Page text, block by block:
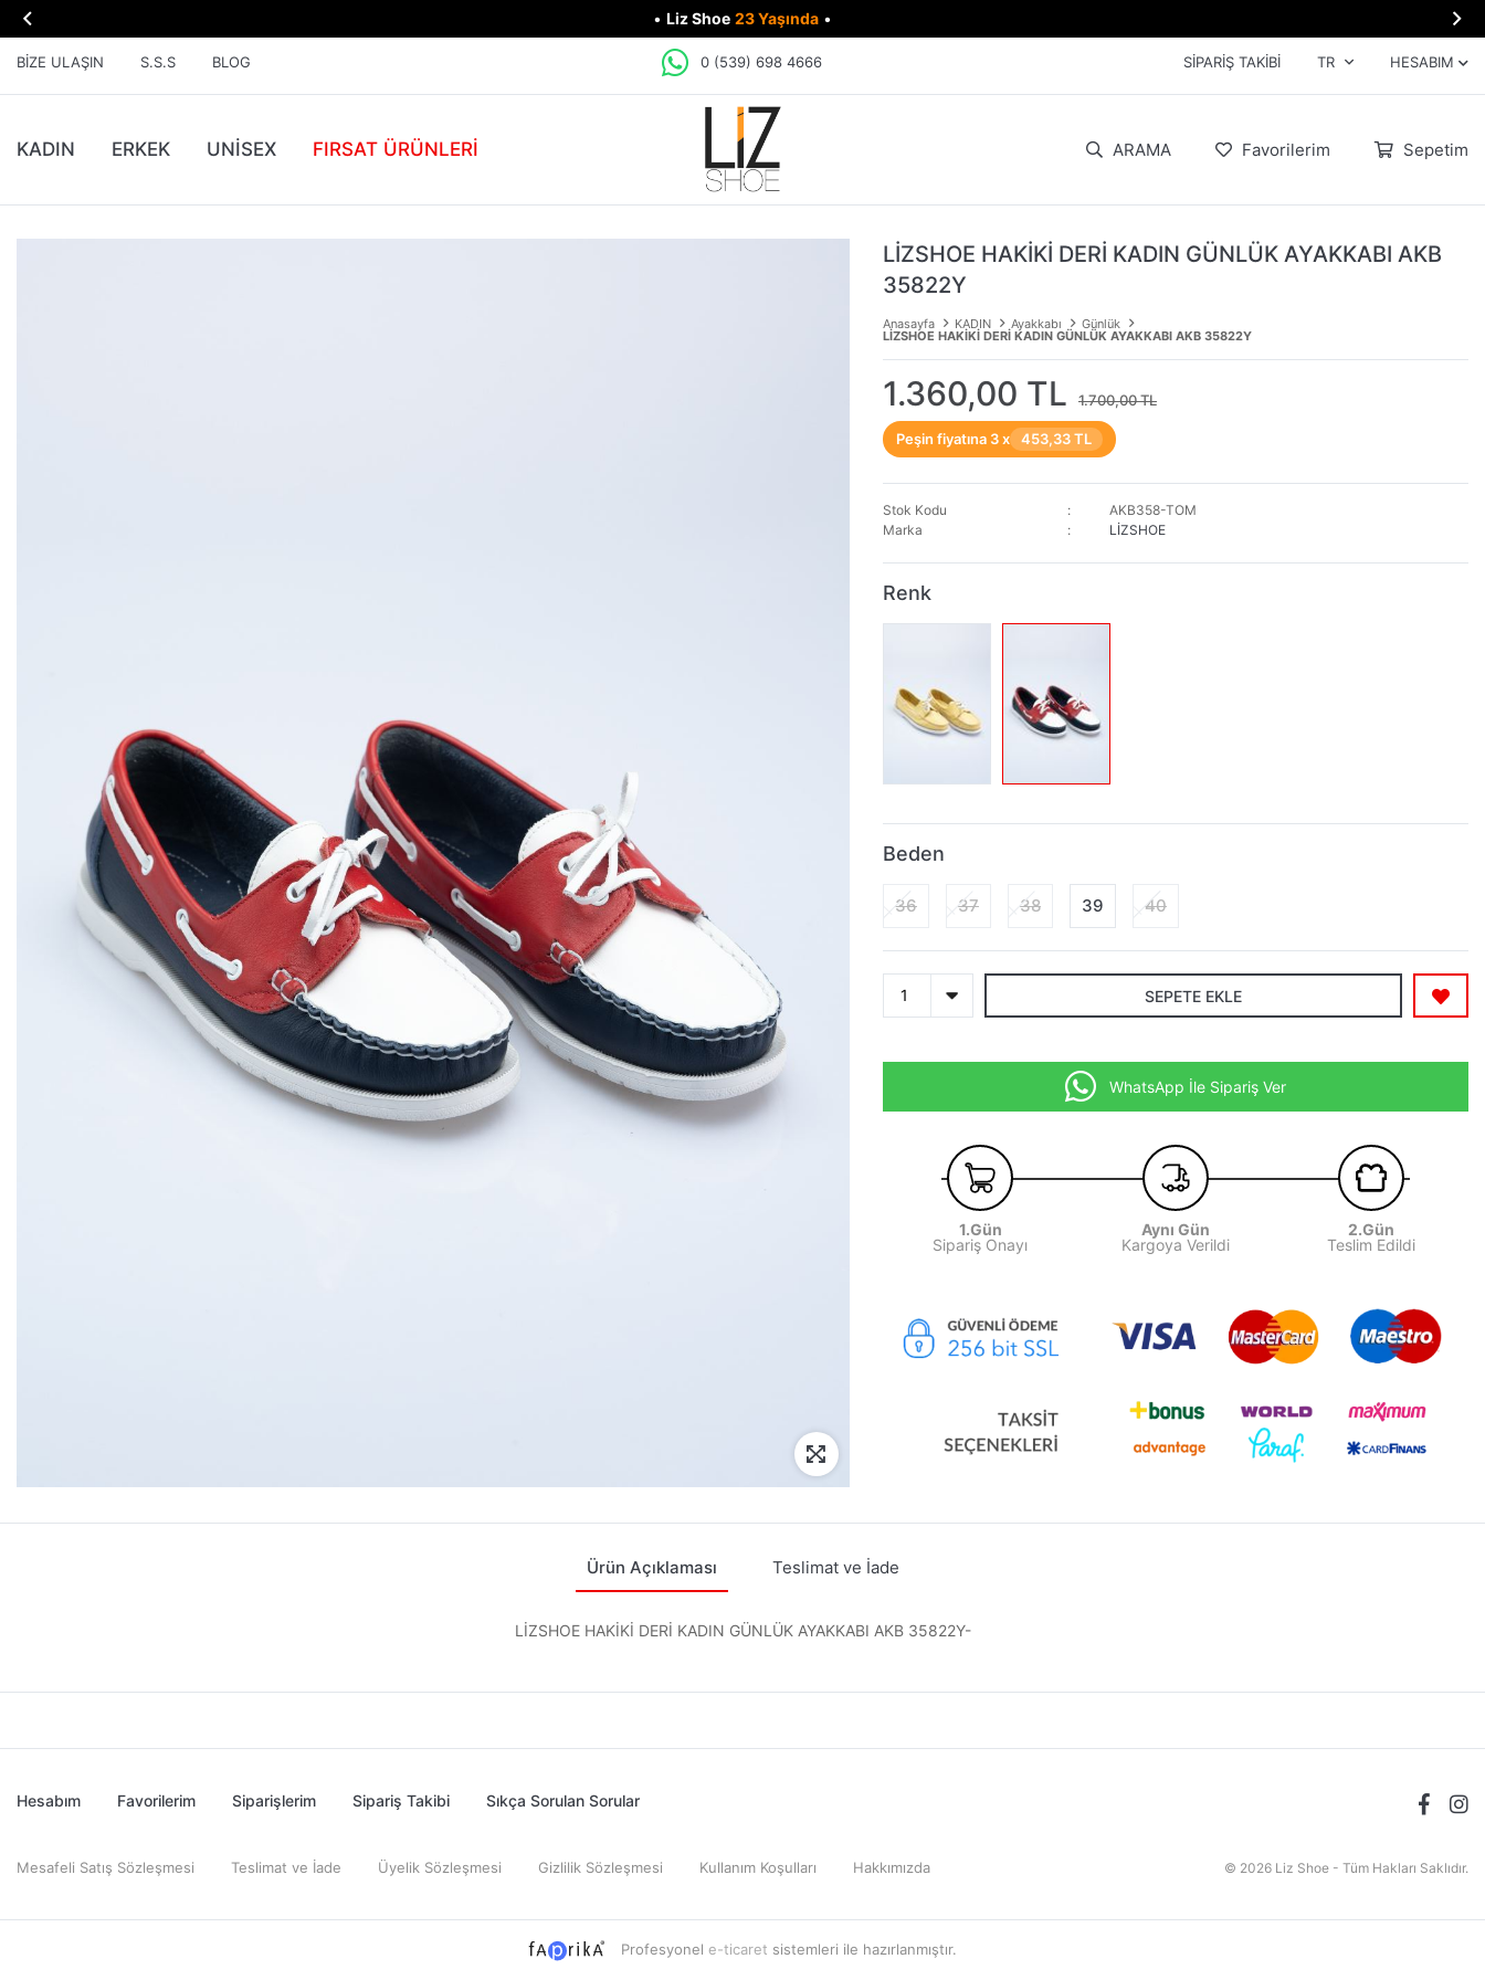
 • Liz Shoe 23 Yaşında • 
BIZE ULAŞIN S.S.S BLOG 0 (539) 698 4666 SIPARIŞ TAKIBI TR HESABIM
KADIN ERKEK UNİSEX FIRSAT ÜRÜNLERI ARAMA Favorilerim Sepetim
LİZSHOE HAKİKİ DERİ KADIN GÜNLÜK AYAKKABI AKB
35822Y
Anasayfa KADIN Ayakkabı Günlük
LİZSHOE HAKİKİ DERİ KADIN GÜNLÜK AYAKKABI AKB 35822Y
1.360,00 TL 1.700,00 TL
Peşin fiyatına 3 x 453,33 TL
Stok Kodu
AKB358-TOM
Marka
LİZSHOE
Renk
Beden
36 37 38 39 40
SEPETE EKLE
WhatsApp İle Sipariş Ver
1.Gün
Sipariş Onayı
Aynı Gün
Kargoya Verildi
2.Gün
Teslim Edildi
Ürün Açıklaması Teslimat ve İade
LİZSHOE HAKİKİ DERİ KADIN GÜNLÜK AYAKKABI AKB 35822Y-
Hesabım Favorilerim Siparişlerim Sipariş Takibi Sıkça Sorulan Sorular
Mesafeli Satış Sözleşmesi Teslimat ve İade Üyelik Sözleşmesi Gizlilik Sözleşmesi Kullanım Koşulları Hakkımızda © 2026 Liz Shoe - Tüm Hakları Saklıdır.
Profesyonel e-ticaret sistemleri ile hazırlanmıştır.